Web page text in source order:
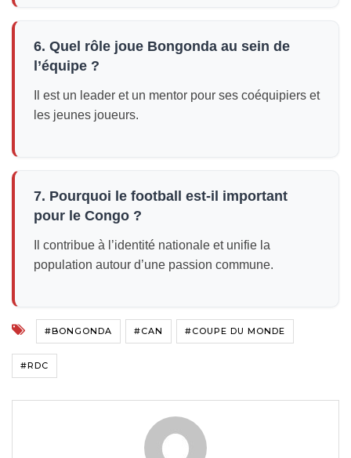
6. Quel rôle joue Bongonda au sein de
l’équipe ?
Il est un leader et un mentor pour ses coéquipiers et
les jeunes joueurs.
7. Pourquoi le football est-il important
pour le Congo ?
Il contribue à l’identité nationale et unifie la
population autour d’une passion commune.
#BONGONDA #CAN #COUPE DU MONDE
#RDC